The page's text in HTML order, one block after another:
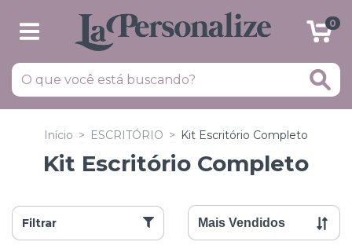
0
Início > ESCRITÓRIO > Kit Escritório Completo
Kit Escritório Completo
Filtrar